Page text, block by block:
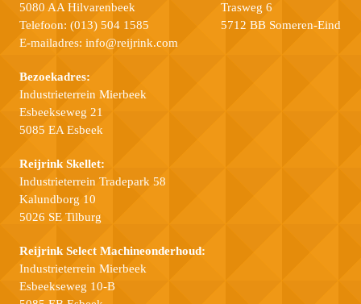
5080 AA Hilvarenbeek
Telefoon: (013) 504 1585
E-mailadres: info@reijrink.com
Bezoekadres:
Industrieterrein Mierbeek
Esbeekseweg 21
5085 EA Esbeek
Trasweg 6
5712 BB Someren-Eind
Reijrink Skellet:
Industrieterrein Tradepark 58
Kalundborg 10
5026 SE Tilburg
Reijrink Select Machineonderhoud:
Industrieterrein Mierbeek
Esbeekseweg 10-B